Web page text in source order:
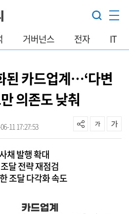
거버넌스 전자 IT
된 카드업계…‘다변
의존도 낮춰
11 17:27:53
채 발행 확대
달 전략 재점검
조달 다각화 속도